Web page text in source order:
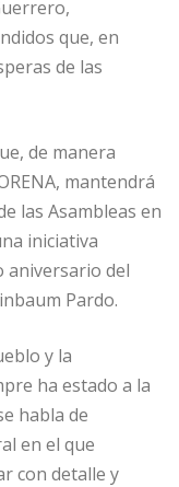
que, en
de las
de manera
mantendrá
las Asambleas en
iniciativa
aniversario del
Pardo.
y la
ha estado a la
habla de
en el que
con detalle y